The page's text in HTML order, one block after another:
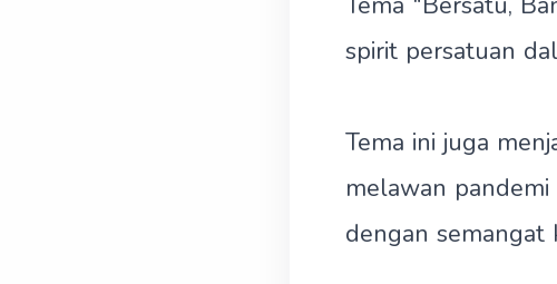
spirit persatuan
Tema ini juga
melawan
dengan semangat